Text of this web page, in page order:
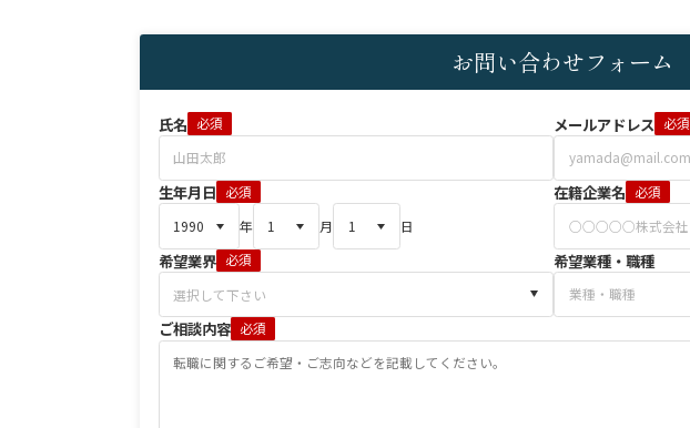
お問い合わせフォーム
氏名 必須 メールアドレス 必須
生年月日 必須
年
月 日
在籍企業名 必須
希望業界 必須 希望業種・職種
ご相談内容 必須